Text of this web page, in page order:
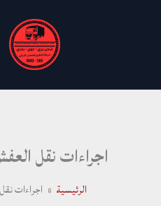
اجراءات نقل
الرئيسية اجراءات